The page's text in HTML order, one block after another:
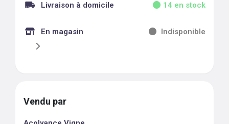
Livraison à domicile 14 en stock
En magasin Indisponible
Vendu par